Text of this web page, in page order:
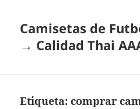
Camisetas de
→ Calidad Thai
Etiqueta:comprar